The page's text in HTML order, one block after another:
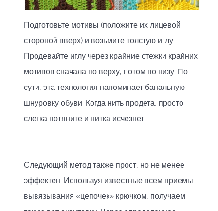
Подготовьте мотивы (положите их лицевой
стороной вверх) и возьмите толстую иглу.
Продевайте иглу через крайние стежки крайних
мотивов сначала по верху, потом по низу. По
сути, эта технология напоминает банальную
шнуровку обуви. Когда нить продета, просто
слегка потяните и нитка исчезнет.
Следующий метод также прост, но не менее
эффектен. Используя известные всем приемы
вывязывания «цепочек» крючком, получаем